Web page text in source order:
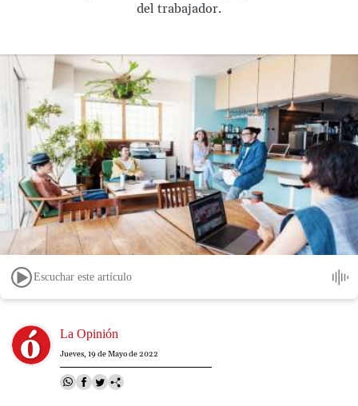
del trabajador.
Escuchar este artículo
Image La Opinión
Jueves, 19 de Mayo de 2022